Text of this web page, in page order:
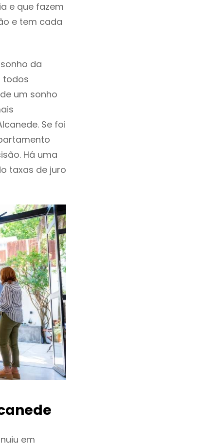
e que fazem
e tem cada
da
todos
um sonho
Se foi
Há uma
taxas de juro
em